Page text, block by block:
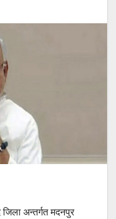
अन्तर्गत मदनपुर